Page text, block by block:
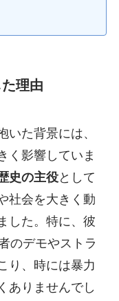
理由
いた背景には、
く影響していま
史の主役として
社会を大きく動
した。特に、彼
のデモやストラ
り、時には暴力
ありませんでし